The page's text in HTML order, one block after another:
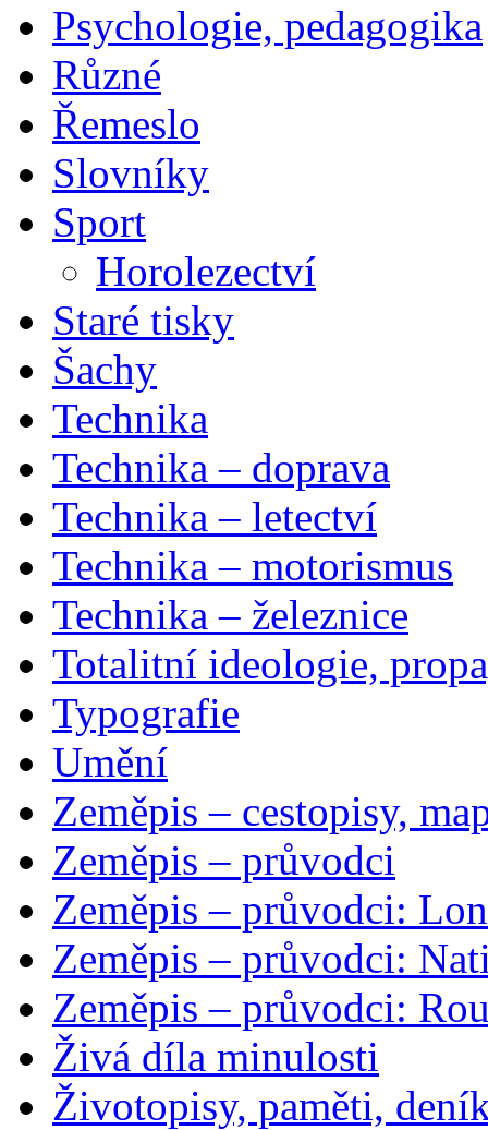
Psychologie, pedagogika
Různé
Řemeslo
Slovníky
Sport
Horolezectví
Staré tisky
Šachy
Technika
Technika – doprava
Technika – letectví
Technika – motorismus
Technika – železnice
Totalitní ideologie,
Typografie
Umění
Zeměpis – cestopisy,
Zeměpis – průvodci
Zeměpis – průvodci:
Zeměpis – průvodci:
Zeměpis – průvodci:
Živá díla minulosti
Životopisy, paměti,